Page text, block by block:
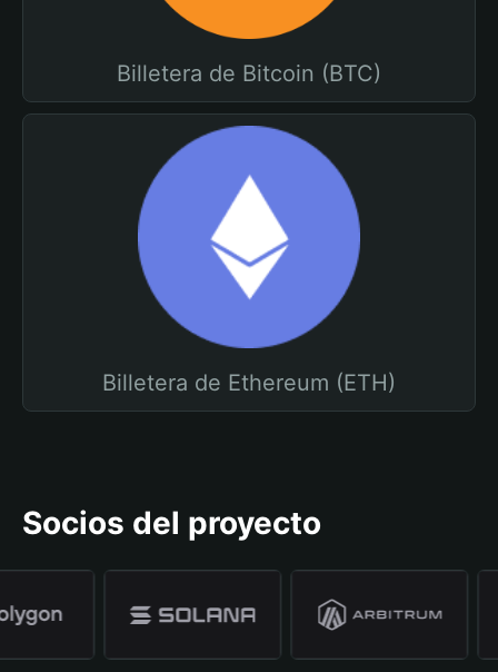
Billetera de Bitcoin (BTC)
Billetera de Ethereum (ETH)
Socios del proyecto